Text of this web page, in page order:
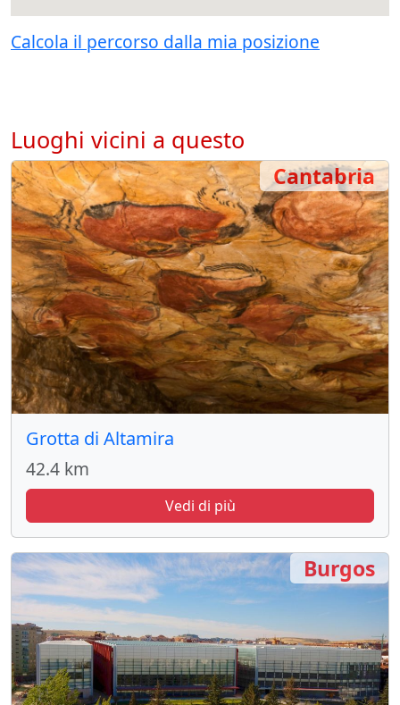
Calcola il percorso dalla mia posizione
Luoghi vicini a questo
Grotta di Altamira
42.4 km
Vedi di più
Cantabria
Burgos